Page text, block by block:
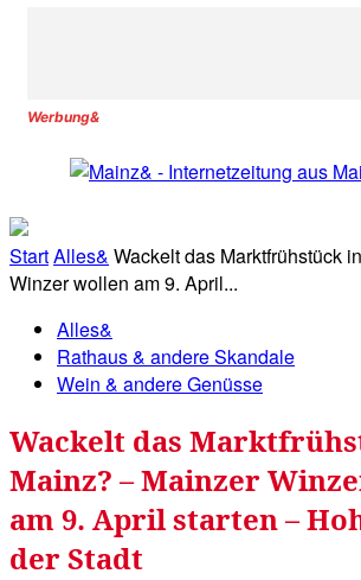
Werbung&
StartAlles& Wackelt das Marktfrühstück
Winzer wollen am 9. April...
Alles&
Rathaus & andere Skandale
Wein & andere Genüsse
Wackelt das
Mainz? – Mainzer
am 9. April starten –
der Stadt